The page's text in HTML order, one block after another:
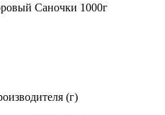
Саночки 1000г
(г)